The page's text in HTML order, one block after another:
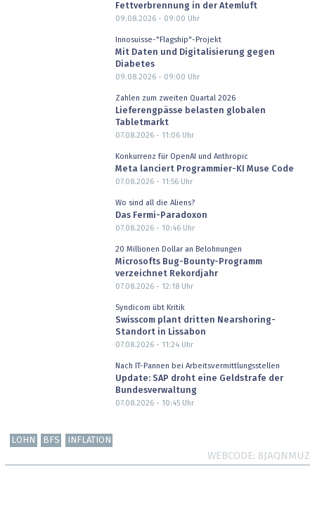
Fettverbrennung in der Atemluft
09.08.2026 - 09:00 Uhr
Innosuisse-"Flagship"-Projekt
Mit Daten und Digitalisierung gegen
Diabetes
09.08.2026 - 09:00 Uhr
Zahlen zum zweiten Quartal 2026
Lieferengpässe belasten globalen
Tabletmarkt
07.08.2026 - 11:06Uhr
Konkurrenz für OpenAI und Anthropic
Meta lanciert Programmier-KI Muse Code
07.08.2026 - 11:56Uhr
Wo sind all die Aliens?
Das Fermi-Paradoxon
07.08.2026 - 10:46Uhr
20 Millionen Dollar an Belohnungen
Microsofts Bug-Bounty-Programm
verzeichnet Rekordjahr
07.08.2026 - 12:18Uhr
Syndicom übt Kritik
Swisscom plant dritten Nearshoring-
Standort in Lissabon
07.08.2026 - 11:24Uhr
Nach IT-Pannen bei Arbeitsvermittlungsstellen
Update: SAP droht eine Geldstrafe der
Bundesverwaltung
07.08.2026 - 10:45Uhr
LOHN BFS INFLATION
WEBCODE 8JAQNMUZ